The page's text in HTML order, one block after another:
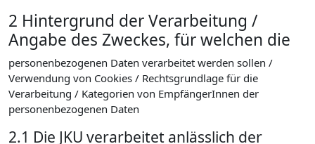
2 Hintergrund der Verarbeitung /
Angabe des Zweckes, für welchen die
personenbezogenen Daten verarbeitet werden sollen /
Verwendung von Cookies / Rechtsgrundlage für die
Verarbeitung / Kategorien von EmpfängerInnen der
personenbezogenen Daten
2.1 Die JKU verarbeitet anlässlich der